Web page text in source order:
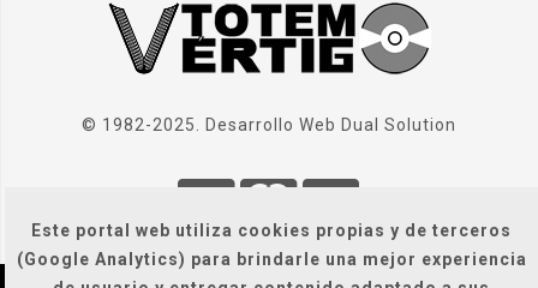
Este portal web utiliza cookies propias y de terceros
(Google Analytics) para brindarle una mejor experiencia
© 1982-2025. Desarrollo Web Dual Solution